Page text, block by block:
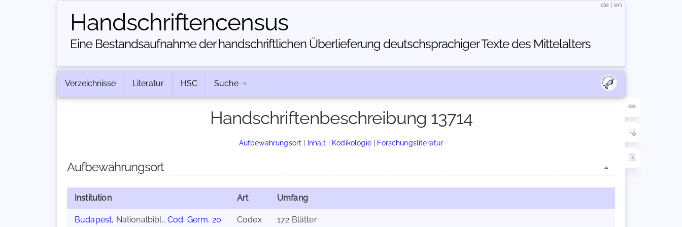
Handschriften­census
Eine Bestandsaufnahme der handschriftlichen Über­lieferung deutschsprachiger Texte des Mittelalters
de en
Verzeichnisse Literatur HSC Suche
Handschriftenbeschreibung 13714
Aufbewahrungsort | Inhalt | Kodikologie| Forschungsliteratur
Aufbewahrungsort
Institution Art Umfang
Budapest, Nationalbibl.,Cod. Germ. 20 Codex 172 Blätter